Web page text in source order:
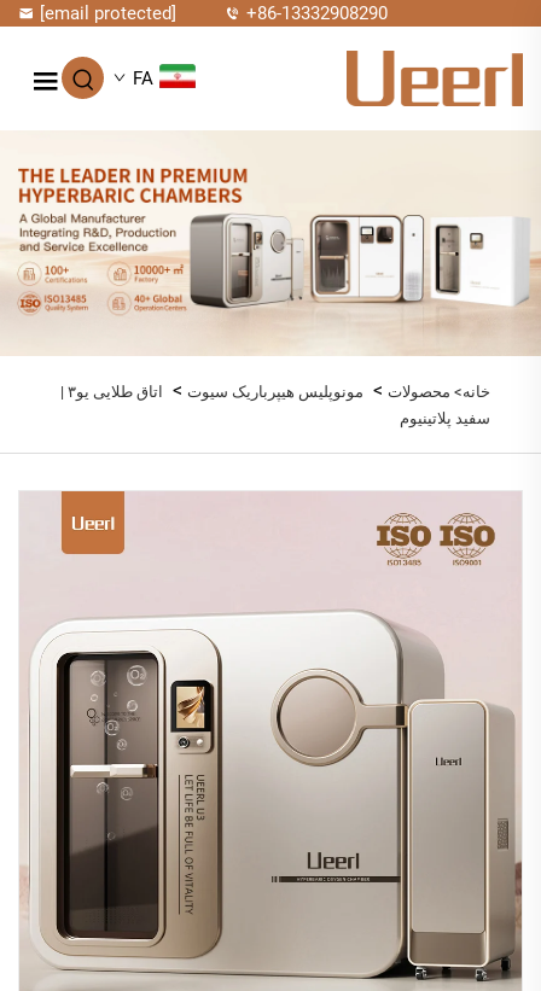
+86-13332908290
[email protected]
FA
خانه> محصولات> مونوپلیس هیپرباریک سیوت>
اتاق طلایی یو۳ |
سفید پلاتینیوم